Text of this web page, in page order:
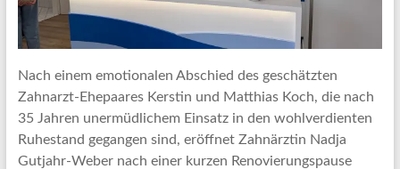
Nach einem emotionalen Abschied des geschätzten
Zahnarzt-Ehepaares Kerstin und Matthias Koch, die nach
35 Jahren unermüdlichem Einsatz in den wohlverdienten
Ruhestand gegangen sind, eröffnet Zahnärztin Nadja
Gutjahr-Weber nach einer kurzen Renovierungspause